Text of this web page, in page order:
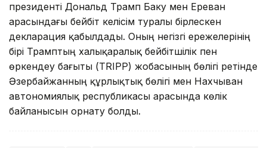
президенті Дональд Трамп Баку мен Ереван
арасындағы бейбіт келісім туралы бірлескен
декларация қабылдады. Оның негізгі ережелерінің
бірі Трамптың халықаралық бейбітшілік пен
өркендеу бағыты (TRIPP) жобасының бөлігі ретінде
Әзербайжанның құрлықтық бөлігі мен Нахчыван
автономиялық республикасы арасында көлік
байланысын орнату болды.